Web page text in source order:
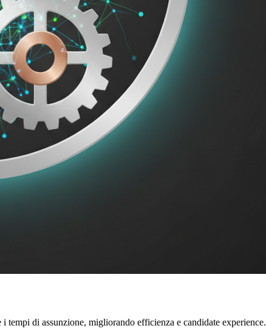
di assunzione, migliorando efficienza e candidate experience.